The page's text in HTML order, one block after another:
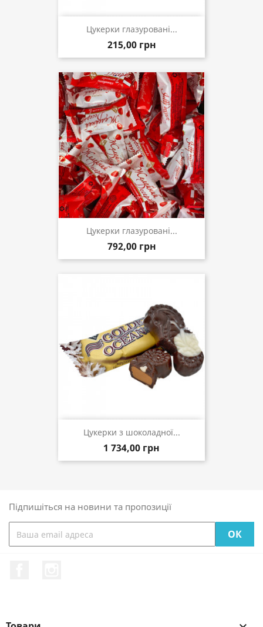
Цукерки глазуровані...
215,00 грн
Цукерки глазуровані...
792,00 грн
Цукерки з шоколадної...
1 734,00 грн
Підпишіться на новини та пропозиції